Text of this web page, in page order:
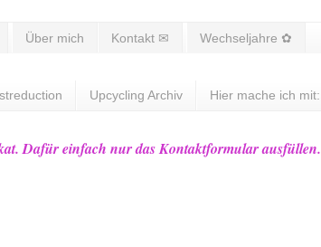
Über mich Kontakt ✉ Wechseljahre ✿
Upcycling Archiv Hier mache ich mit:
Dafür einfach nur das Kontaktformular ausfüllen.